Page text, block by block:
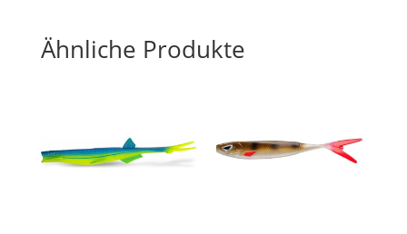
Ähnliche Produkte